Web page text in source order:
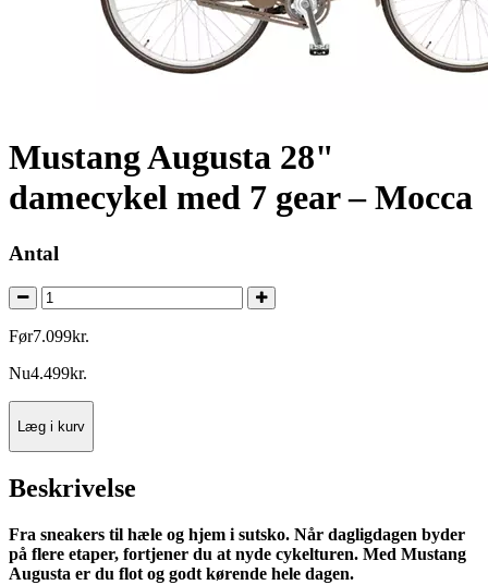
Mustang Augusta 28"
damecykel med 7 gear – Mocca
Antal
Før7.099kr.
Nu4.499kr.
Læg i kurv
Beskrivelse
Fra sneakers til hæle og hjem i sutsko. Når dagligdagen byder
på flere etaper, fortjener du at nyde cykelturen. Med Mustang
Augusta er du flot og godt kørende hele dagen.